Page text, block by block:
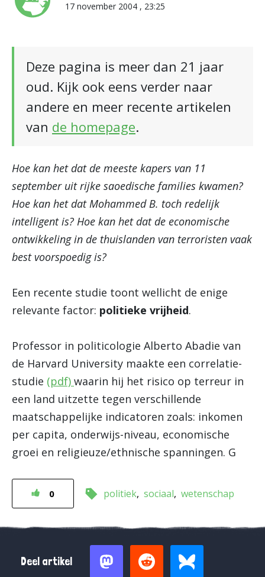
17 november 2004 , 23:25
Deze pagina is meer dan 21 jaar
oud. Kijk ook eens verder naar
andere en meer recente artikelen
van de homepage.
Hoe kan het dat de meeste kapers van 11
september uit rijke saoedische families kwamen?
Hoe kan het dat Mohammed B. toch redelijk
intelligent is? Hoe kan het dat de economische
ontwikkeling in de thuislanden van terroristen vaak
best voorspoedig is?
Een recente studie toont wellicht de enige
relevante factor: politieke vrijheid.
Professor in politicologie Alberto Abadie van
de Harvard University maakte een correlatie-
studie (pdf) waarin hij het risico op terreur in
een land uitzette tegen verschillende
maatschappelijke indicatoren zoals: inkomen
per capita, onderwijs-niveau, economische
groei en religieuze/ethnische spanningen. G
0 politiek sociaal wetenschap
Deel artikel